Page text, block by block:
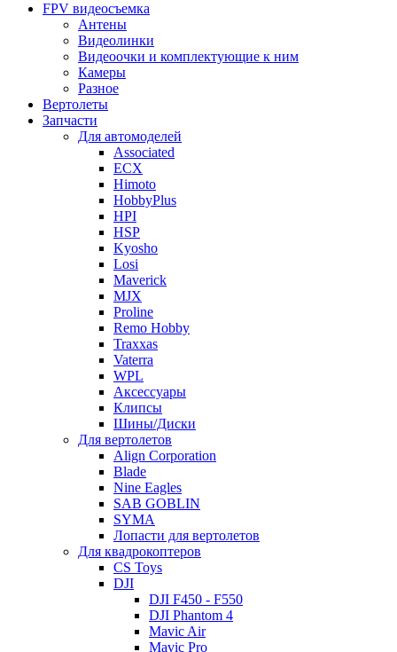
FPV видеосъемка
Антены
Видеолинки
Видеоочки и комплектующие к ним
Камеры
Разное
Вертолеты
Запчасти
Для автомоделей
Associated
ECX
Himoto
HobbyPlus
HPI
HSP
Kyosho
Losi
Maverick
MJX
Proline
Remo Hobby
Traxxas
Vaterra
WPL
Аксессуары
Клипсы
Шины/Диски
Для вертолетов
Align Corporation
Blade
Nine Eagles
SAB GOBLIN
SYMA
Лопасти для вертолетов
Для квадрокоптеров
CS Toys
DJI
DJI F450 - F550
DJI Phantom 4
Mavic Air
Mavic Pro